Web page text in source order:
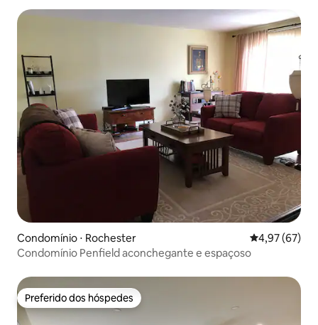
Condomínio ⋅ Rochester 4,97 de uma
4,97 (67)
Condomínio Penfield aconchegante e espaçoso
Preferido dos hóspedes
Preferido dos hóspedes